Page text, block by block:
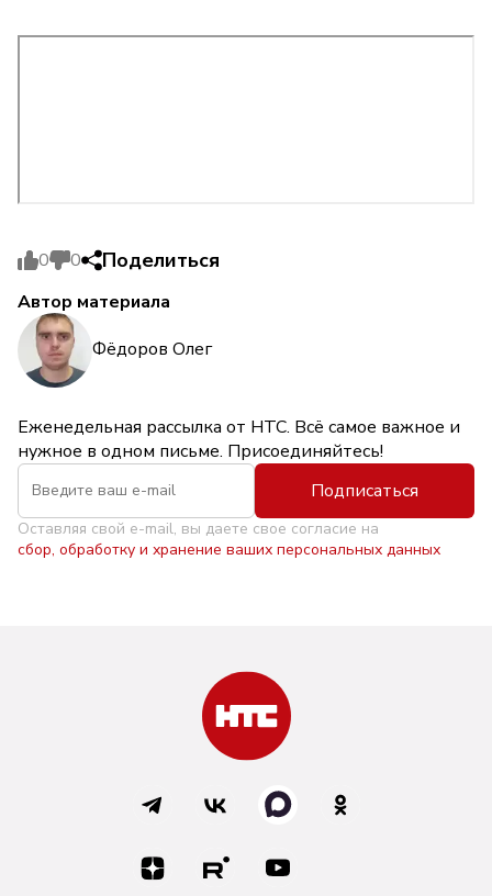
0 0 Поделиться
Автор материала
Фёдоров Олег
Еженедельная рассылка от НТС. Всё самое важное и
нужное в одном письме. Присоединяйтесь!
Подписаться
Оставляя свой e-mail, вы даете свое согласие на
сбор, обработку и хранение ваших персональных данных